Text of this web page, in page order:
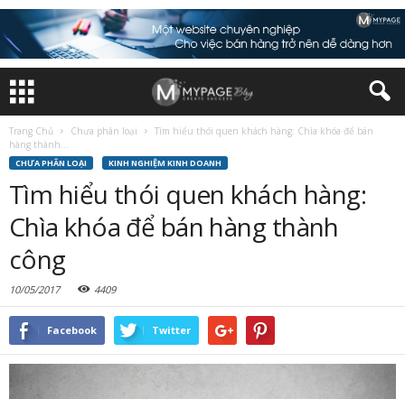
Trang Chủ Chưa phân loại
Tìm hiểu thói quen khách hàng: Chìa khóa để bán
hàng thành...
CHƯA PHÂN LOẠI KINH NGHIỆM KINH DOANH
Tìm hiểu thói quen khách hàng:
Chìa khóa để bán hàng thành
công
10/05/2017 4409
Facebook Twitter